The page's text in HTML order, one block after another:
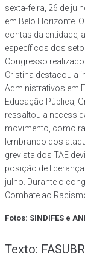
sexta-feira, 26 de
em Belo Horizonte.
contas da entidade,
específicos dos
Congresso realizado
Cristina destacou a
Administrativos em
Educação Pública,
ressaltou a
movimento, como
lembrando dos
grevista dos TAE
posição de
julho. Durante o
Combate ao
Fotos: SINDIFES e
Texto: